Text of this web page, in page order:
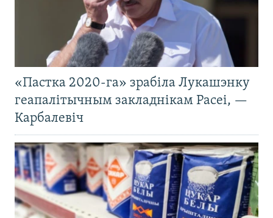
«Пастка 2020-га» зрабіла Лукашэнку
геапалітычным закладнікам Расеі, —
Карбалевіч